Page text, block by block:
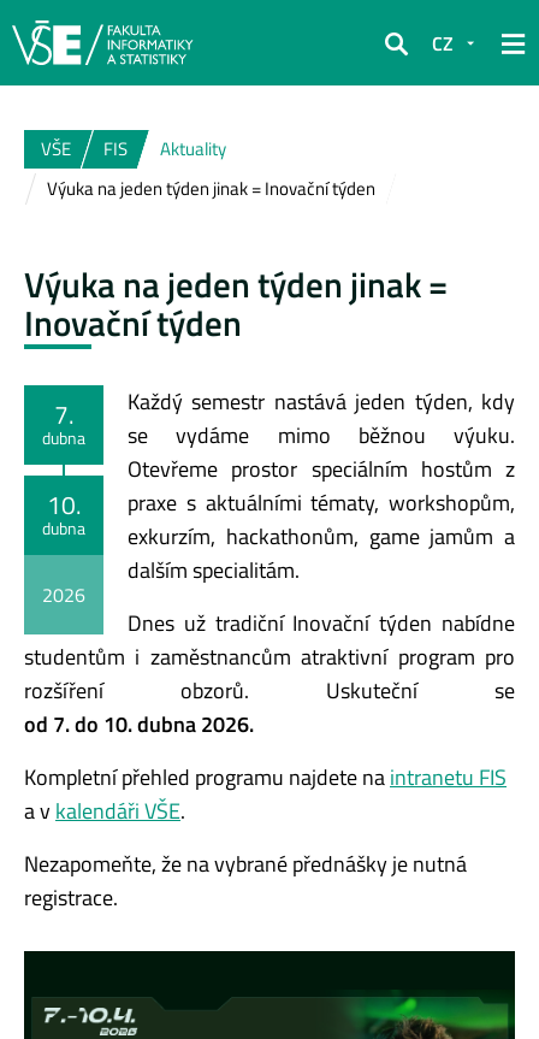
Hledat
CZ
VŠE FIS
Aktuality
Výuka na jeden týden jinak = Inovační týden
Výuka na jeden týden jinak =
Inovační týden
7.
dubna
10.
dubna
2026
Každý semestr nastává jeden týden, kdy
se vydáme mimo běžnou výuku.
Otevřeme prostor speciálním hostům z
praxe s aktuálními tématy, workshopům,
exkurzím, hackathonům, game jamům a
dalším specialitám.
Dnes už tradiční Inovační týden nabídne
studentům i zaměstnancům atraktivní program pro
rozšíření obzorů. Uskuteční se
od 7. do 10. dubna 2026.
Kompletní přehled programu najdete naintranetu FIS
a v kalendáři VŠE.
Nezapomeňte, že na vybrané přednášky je nutná
registrace.